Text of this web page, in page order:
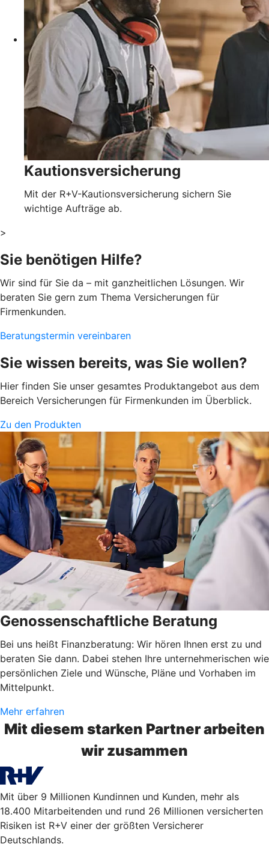
Kautionsversicherung
Mit der R+V-Kautionsversicherung sichern Sie
wichtige Aufträge ab.
>
Sie benötigen Hilfe?
Wir sind für Sie da – mit ganzheitlichen Lösungen. Wir
beraten Sie gern zum Thema Versicherungen für
Firmenkunden.
Beratungstermin vereinbaren
Sie wissen bereits, was Sie wollen?
Hier finden Sie unser gesamtes Produktangebot aus dem
Bereich Versicherungen für Firmenkunden im Überblick.
Zu den Produkten
Genossenschaftliche Beratung
Bei uns heißt Finanzberatung: Wir hören Ihnen erst zu und
beraten Sie dann. Dabei stehen Ihre unternehmerischen wie
persönlichen Ziele und Wünsche, Pläne und Vorhaben im
Mittelpunkt.
Mehr erfahren
Mit diesem starken Partner arbeiten
wir zusammen
Mit über 9 Millionen Kundinnen und Kunden, mehr als
18.400 Mitarbeitenden und rund 26 Millionen versicherten
Risiken ist R+V einer der größten Versicherer
Deutschlands.